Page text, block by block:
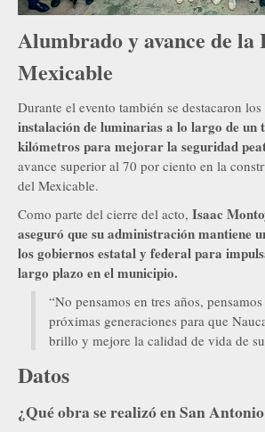
Alumbrado y avance de la
Mexicable
Durante el evento también se destacaron los
instalación de luminarias a lo largo de un
kilómetros para mejorar la seguridad
avance superior al 70 por ciento en la
del Mexicable.
Como parte del cierre del acto, Isaac
aseguró que su administración mantiene
los gobiernos estatal y federal para
largo plazo en el municipio.
“No pensamos en tres años,
próximas generaciones para que
brillo y mejore la calidad de vida de
Datos
¿Qué obra se realizó en San